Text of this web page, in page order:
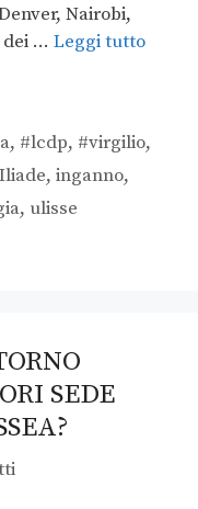
Nairobi,
dei … Leggi tutto
, #lcdp, #virgilio,
Iliade, inganno,
, ulisse
SEDE